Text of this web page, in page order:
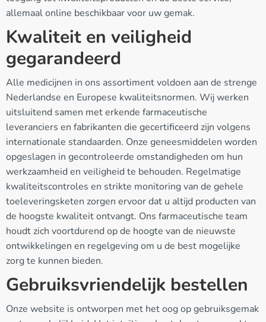
allemaal online beschikbaar voor uw gemak.
Kwaliteit en veiligheid
gegarandeerd
Alle medicijnen in ons assortiment voldoen aan de strenge
Nederlandse en Europese kwaliteitsnormen. Wij werken
uitsluitend samen met erkende farmaceutische
leveranciers en fabrikanten die gecertificeerd zijn volgens
internationale standaarden. Onze geneesmiddelen worden
opgeslagen in gecontroleerde omstandigheden om hun
werkzaamheid en veiligheid te behouden. Regelmatige
kwaliteitscontroles en strikte monitoring van de gehele
toeleveringsketen zorgen ervoor dat u altijd producten van
de hoogste kwaliteit ontvangt. Ons farmaceutische team
houdt zich voortdurend op de hoogte van de nieuwste
ontwikkelingen en regelgeving om u de best mogelijke
zorg te kunnen bieden.
Gebruiksvriendelijk bestellen
Onze website is ontworpen met het oog op gebruiksgemak